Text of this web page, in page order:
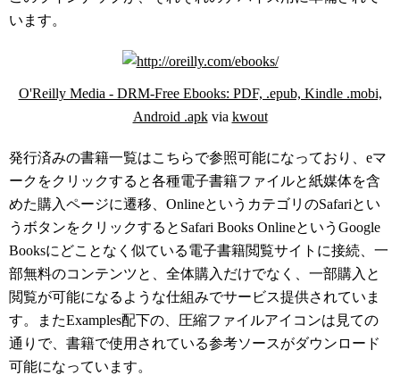
います。
O'Reilly Media - DRM-Free Ebooks: PDF, .epub, Kindle .mobi,
Android .apkvia kwout
発行済みの書籍一覧はこちらで参照可能になっており、eマ
ークをクリックすると各種電子書籍ファイルと紙媒体を含
めた購入ページに遷移、OnlineというカテゴリのSafariとい
うボタンをクリックするとSafari Books OnlineというGoogle
Booksにどことなく似ている電子書籍閲覧サイトに接続、一
部無料のコンテンツと、全体購入だけでなく、一部購入と
閲覧が可能になるような仕組みでサービス提供されていま
す。またExamples配下の、圧縮ファイルアイコンは見ての
通りで、書籍で使用されている参考ソースがダウンロード
可能になっています。